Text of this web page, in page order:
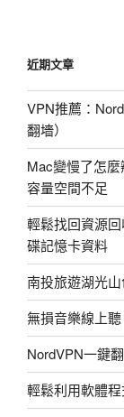
50
音
再
進
化！
首
款
搭
載
五
單
體
非
客
近期文章
VPN推薦：
翻墻）
Mac變慢了怎
容量空間不足
輕鬆找回資源
碟記憶卡資料
南投旅遊湖光
無損音樂線上
NordVPN一鍵
輕鬆利用軟體